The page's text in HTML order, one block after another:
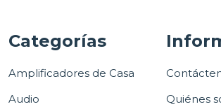
Categorías
Amplificadores de Casa
Audio
Quiénes